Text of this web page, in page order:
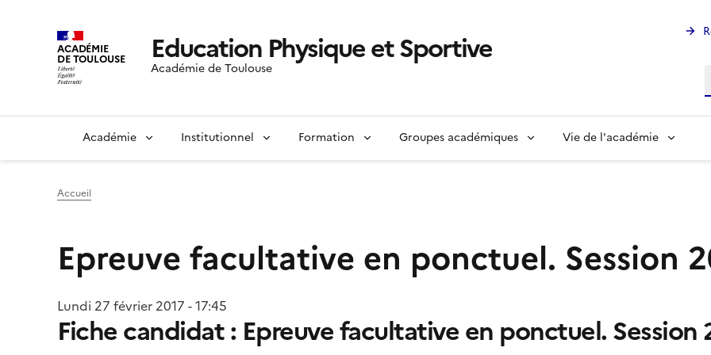
ACADÉMIE
DE TOULOUSE Education Physique et Sportive
Académie de Toulouse
Académie Institutionnel Formation Groupes académiques Vie de l'académie
Accueil
Epreuve facultative en ponctuel. Session
Lundi 27 février 2017 - 17:45
Fiche candidat : Epreuve facultative en ponctuel. Session